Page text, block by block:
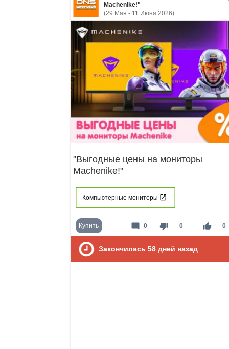
Machenike!"
(29 Мая - 11 Июня 2026)
"Выгодные цены на мониторы
Machenike!"
Компьютерные мониторы
Купить thumb_down 0 thumb_up 0
mode_comment 0
Закончилась 58 дней назад